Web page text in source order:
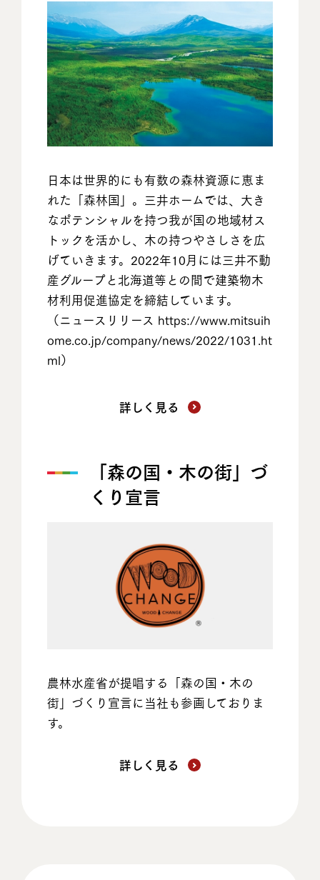
日本は世界的にも有数の森林資源に恵ま
れた「森林国」。三井ホームでは、大き
なポテンシャルを持つ我が国の地域材ス
トックを活かし、木の持つやさしさを広
げていきます。2022年10月には三井不動
産グループと北海道等との間で建築物木
材利用促進協定を締結しています。
（ニュースリリース https://www.mitsuih
ome.co.jp/company/news/2022/1031.ht
ml）
詳しく見る
「森の国・木の街」づ
くり宣言
農林水産省が提唱する「森の国・木の
街」づくり宣言に当社も参画しておりま
す。
詳しく見る